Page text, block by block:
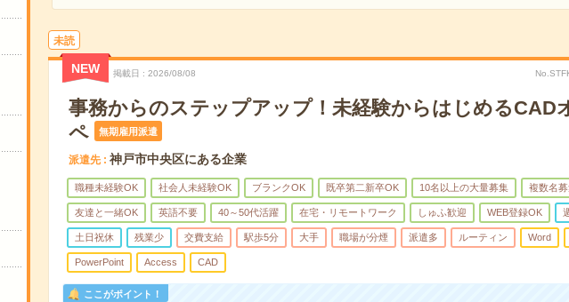
未読
NEW 掲載日 2026/08/08
事務からのステップアップ！未経験からはじめるCAD
ペ
無期雇用派遣
派遣先 神戸市中央区にある企業
職種未経験OK 社会人未経験OK ブランクOK 既卒第二新卒OK 10名以上の大量募集 複数名
友達と一緒OK 英語不要 40～50代活躍 在宅・リモートワーク しゅふ歓迎 WEB登録OK
土日祝休 残業少 交費支給 駅歩5分 大手 職場が分煙 派遣多 ルーティン Word
PowerPoint Access CAD
ここがポイント！